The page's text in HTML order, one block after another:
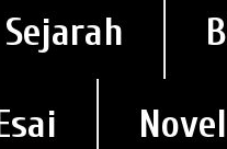
Sejarah
Novel